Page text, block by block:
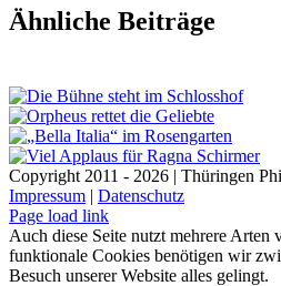
Facebook
X
LinkedIn
E-
Mail
Ähnliche Beiträge
Copyright 2011 - 2026 | Thüringen
Impressum | Datenschutz
Facebook
Instagram
WhatsApp
YouTube
E-
Mail
Telefon
Page load link
Auch diese Seite nutzt mehrere Arten
funktionale Cookies benötigen wir
Besuch unserer Website alles gelingt.